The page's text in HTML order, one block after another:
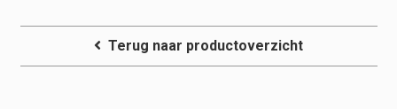
Terug naar productoverzicht